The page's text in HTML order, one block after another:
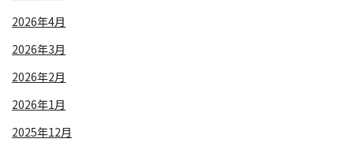
2026年4月
2026年3月
2026年2月
2026年1月
2025年12月